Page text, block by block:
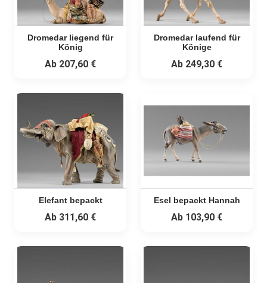
Dromedar liegend für
König
Ab 207,60 €
Dromedar laufend für
Könige
Ab 249,30 €
Elefant bepackt
Ab 311,60 €
Esel bepackt Hannah
Ab 103,90 €